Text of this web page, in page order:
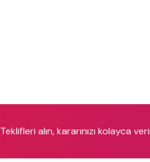
Teklifleri alın, kararınızı kolayca